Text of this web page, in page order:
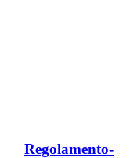
Regolamento-